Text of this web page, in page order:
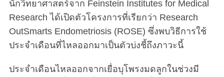
นักวิทยาศาสตร์จาก Feinstein Institutes for Medical
Research ได้เปิดตัวโครงการที่เรียกว่า Research
OutSmarts Endometriosis (ROSE) ซึ่งพบวิธีการใช้
ประจำเดือนที่ไหลออกมาเป็นตัวบ่งชี้ถึงภาวะนี้
ประจำเดือนไหลออกจากเยื่อบุโพรงมดลูกในช่วงมี
a
r
c
h
o